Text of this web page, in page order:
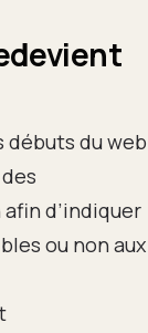
du web
d’indiquer
ou non aux